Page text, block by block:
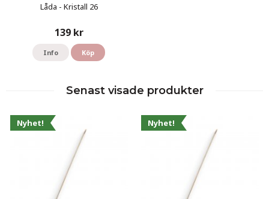
Låda - Kristall 26
139 kr
Info Köp
Senast visade produkter
Nyhet! Nyhet!